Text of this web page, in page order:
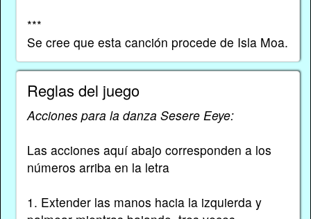
***
Se cree que esta canción procede de Isla Moa.
Reglas del juego
Acciones para la danza Sesere Eeye:
Las acciones aquí abajo corresponden a los
números arriba en la letra
1. Extender las manos hacia la izquierda y